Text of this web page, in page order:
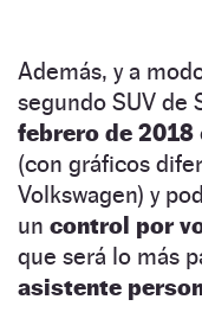
Además, y a
segundo SUV de
febrero de 2018
(con gráficos
Volkswagen) y
un control por
que será lo más
asistente